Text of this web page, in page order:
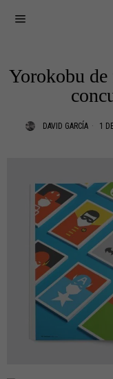
Yorokobu de
DAVID GARCÍA 1